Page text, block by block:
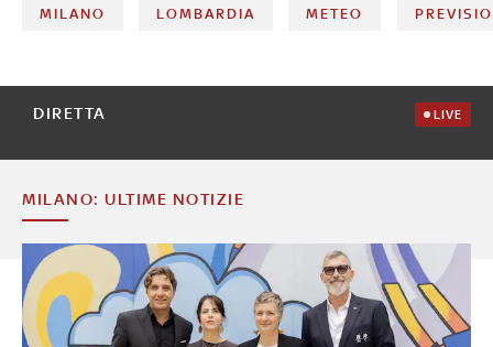
MILANO LOMBARDIA METEO
DIRETTA LIVE
MILANO: ULTIME NOTIZIE